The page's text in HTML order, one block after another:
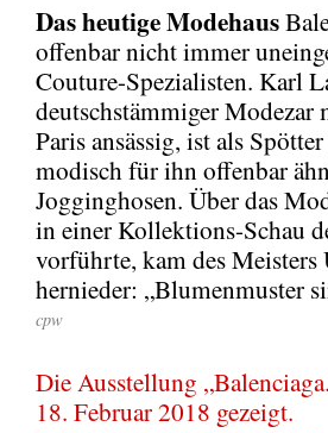
Das heutige Modehaus
offenbar nicht immer
Couture-Spezialisten. Karl
deutschstämmiger
Paris ansässig, ist als
modisch für ihn offenbar
Jogginghosen. Über das
in einer Kollektions-Schau
vorführte, kam des
hernieder: „Blumenmuster
cpw
Die Ausstellung
18. Februar 2018 gezeigt.